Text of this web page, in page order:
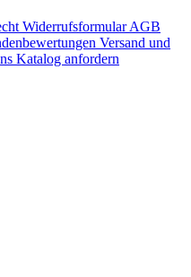
WiderrufsformularAGB
Versand und
Katalog anfordern